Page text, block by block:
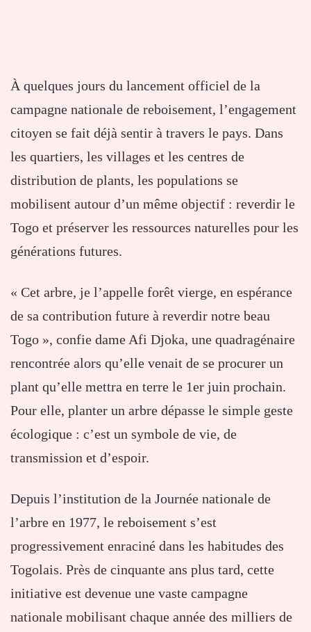
À quelques jours du lancement officiel de la
campagne nationale de reboisement, l’engagement
citoyen se fait déjà sentir à travers le pays. Dans
les quartiers, les villages et les centres de
distribution de plants, les populations se
mobilisent autour d’un même objectif : reverdir le
Togo et préserver les ressources naturelles pour les
générations futures.
« Cet arbre, je l’appelle forêt vierge, en espérance
de sa contribution future à reverdir notre beau
Togo », confie dame Afi Djoka, une quadragénaire
rencontrée alors qu’elle venait de se procurer un
plant qu’elle mettra en terre le 1er juin prochain.
Pour elle, planter un arbre dépasse le simple geste
écologique : c’est un symbole de vie, de
transmission et d’espoir.
Depuis l’institution de la Journée nationale de
l’arbre en 1977, le reboisement s’est
progressivement enraciné dans les habitudes des
Togolais. Près de cinquante ans plus tard, cette
initiative est devenue une vaste campagne
nationale mobilisant chaque année des milliers de